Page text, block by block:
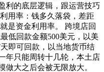
利的底层逻辑，跟运营技巧
用率：钱多久落袋，差距
是资金利用率。 跨境店回
低回款金额500美元，以美
即可回款，以当地货币结
年只能周转十几轮，本土店
做大之后会被无限放大。